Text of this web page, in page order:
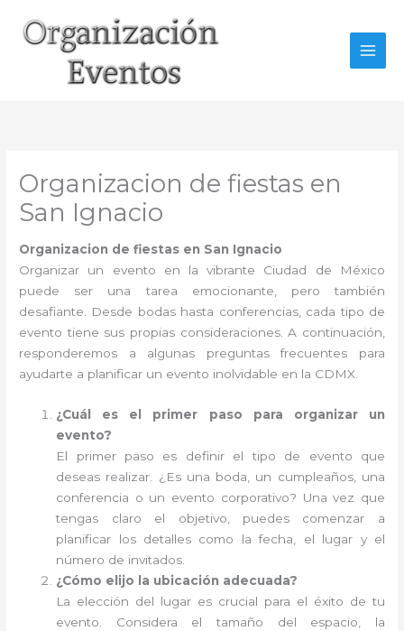
contenido
Organizacion de fiestas en
San Ignacio
Organizacion de fiestas en San Ignacio
Organizar un evento en la vibrante Ciudad de México
puede ser una tarea emocionante, pero también
desafiante. Desde bodas hasta conferencias, cada tipo de
evento tiene sus propias consideraciones. A continuación,
responderemos a algunas preguntas frecuentes para
ayudarte a planificar un evento inolvidable en la CDMX.
¿Cuál es el primer paso para organizar un
evento?
El primer paso es definir el tipo de evento que
deseas realizar. ¿Es una boda, un cumpleaños, una
conferencia o un evento corporativo? Una vez que
tengas claro el objetivo, puedes comenzar a
planificar los detalles como la fecha, el lugar y el
número de invitados.
¿Cómo elijo la ubicación adecuada?
La elección del lugar es crucial para el éxito de tu
evento. Considera el tamaño del espacio, la